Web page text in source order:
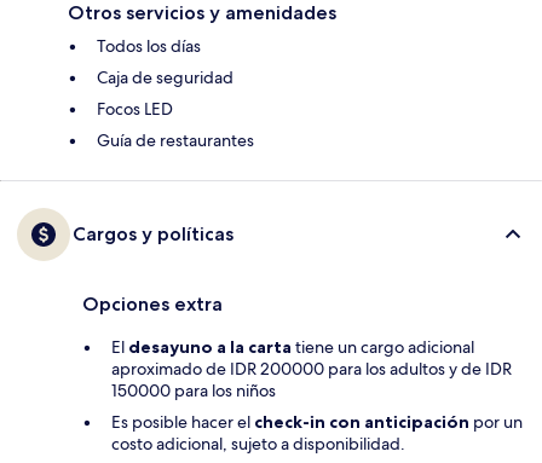
Otros servicios y amenidades
Todos los días
Caja de seguridad
Focos LED
Guía de restaurantes
Cargos y políticas
Opciones extra
El desayuno a la carta tiene un cargo adicional
aproximado de IDR 200000 para los adultos y de IDR
150000 para los niños
Es posible hacer el check-in con anticipación por un
costo adicional, sujeto a disponibilidad.